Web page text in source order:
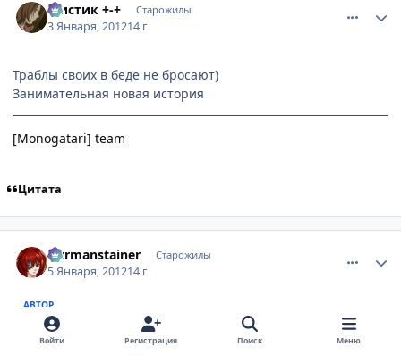
Мистик +-+ Старожилы
3 Января, 201214 г
Траблы своих в беде не бросают)
Занимательная новая история
[Monogatari] team
Цитата
Durmanstainer Старожилы
5 Января, 201214 г
АВТОР
Кажись, спалили Хана, тот самый трейсер его палит,
Войти Регистрация Поиск Меню